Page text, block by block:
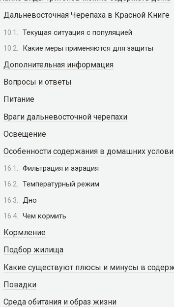
Дальневосточная Черепаха в Красной Книге
Текущая ситуация с популяцией
Какие меры применяются для защиты
Дополнительная информация
Вопросы и ответы
Питание
Враги дальневосточной черепахи
Освещение
Особенности содержания в домашних
Фильтрация и аэрация
Температурный режим
Дно
Чем кормить
Кормление
Подбор жилища
Какие существуют плюсы и минусы в
Повадки
Среда обитания и образ жизни